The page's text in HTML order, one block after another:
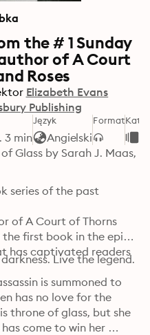
the # 1 Sunday
of A Court
Roses
Elizabeth Evans
Publishing
3 min
Język
Angielski
Format
Glass by Sarah J. Maas,
series of the past
of A Court of Thorns
the first book in the epic,
has captivated readers
Live the legend.
is summoned to
has no love for the
throne of glass, but she
come to win her